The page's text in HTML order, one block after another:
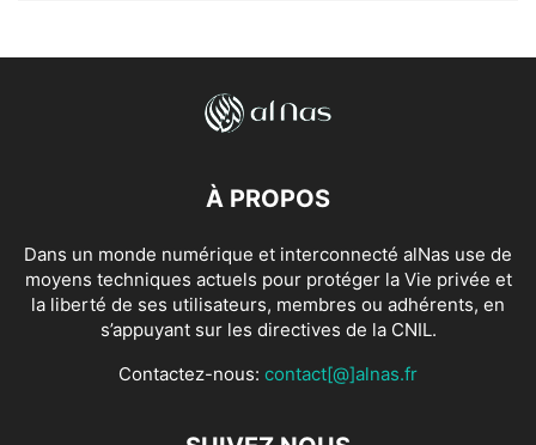
À PROPOS
Dans un monde numérique et interconnecté alNas use de
moyens techniques actuels pour protéger la Vie privée et
la liberté de ses utilisateurs, membres ou adhérents, en
s’appuyant sur les directives de la CNIL.
Contactez-nous: contact[@]alnas.fr